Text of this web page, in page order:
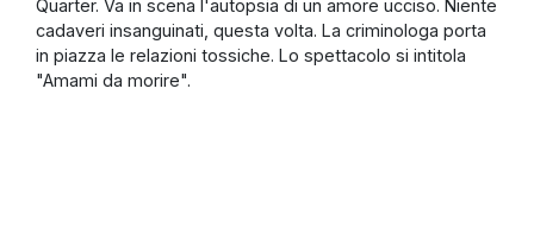
Quarter. Va in scena l'autopsia di un amore ucciso. Niente
cadaveri insanguinati, questa volta. La criminologa porta
in piazza le relazioni tossiche. Lo spettacolo si intitola
"Amami da morire".